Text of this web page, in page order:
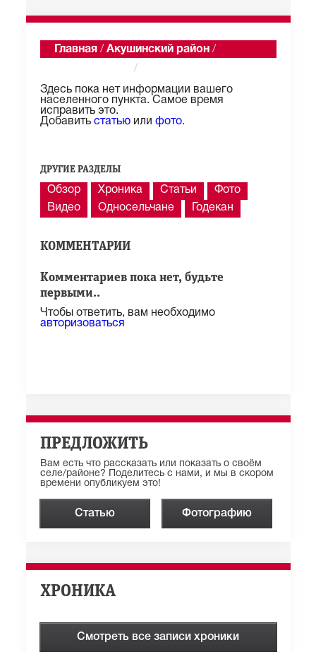
Главная / Акушинский район /
/
Здесь пока нет информации вашего
населенного пункта. Самое время
исправить это.
Добавить статьюили фото.
ДРУГИЕ РАЗДЕЛЫ
Обзор Хроника Статьи
Фото
Видео
Односельчане Годекан
КОММЕНТАРИИ
Комментариев пока нет, будьте
первыми..
Чтобы ответить, вам необходимо
авторизоваться
ПРЕДЛОЖИТЬ
Вам есть что рассказать или показать о своём
селе/районе? Поделитесь с нами, и мы в скором
времени опубликуем это!
Статью Фотографию
ХРОНИКА
Смотреть все записи хроники